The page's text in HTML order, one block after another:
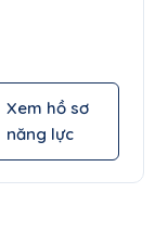
Xem hồ sơ
năng lực